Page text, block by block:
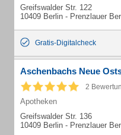
Greifswalder Str. 122
10409 Berlin - Prenzlauer
Gratis-Digitalcheck
Aschenbachs Neue
2
Apotheken
Greifswalder Str. 136
10409 Berlin - Prenzlauer